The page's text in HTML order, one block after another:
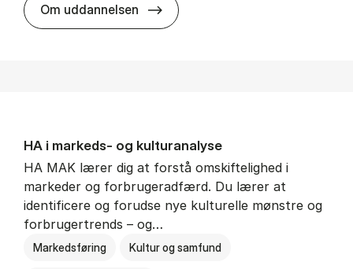
Om uddannelsen HA al­men erhvervs­økonomi
HA i mar­keds- og kul­tu­r­a­na­ly­se
HA MAK lærer dig at forstå omskiftelighed i
markeder og forbrugeradfærd. Du lærer at
identificere og forudse nye kulturelle mønstre og
forbrugertrends – og…
Markedsføring Kultur og samfund